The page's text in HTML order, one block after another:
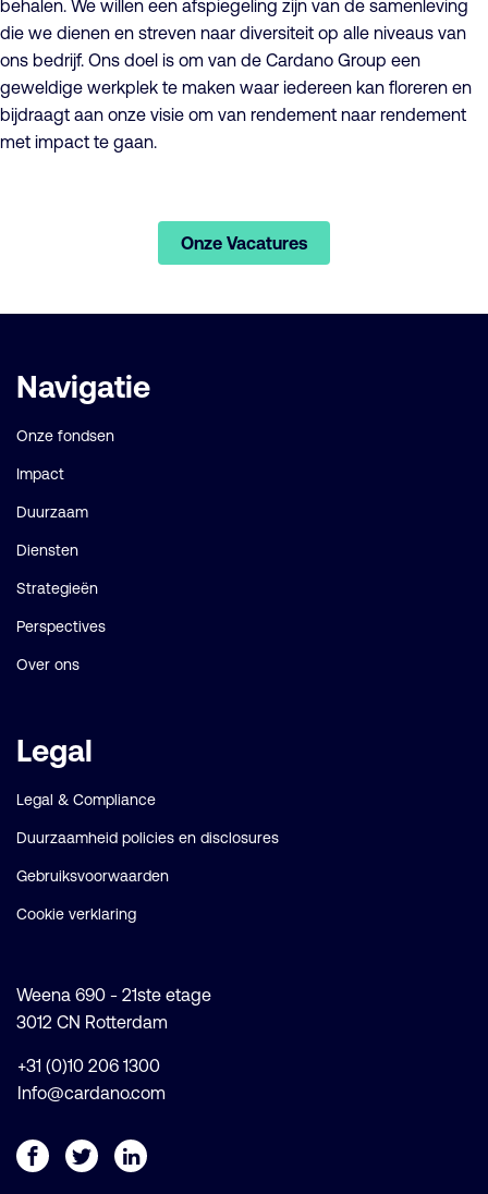
behalen. We willen een afspiegeling zijn van de samenleving
die we dienen en streven naar diversiteit op alle niveaus van
ons bedrijf. Ons doel is om van de Cardano Group een
geweldige werkplek te maken waar iedereen kan floreren en
bijdraagt aan onze visie om van rendement naar rendement
met impact te gaan.
Onze Vacatures
Belangrijke
links
Navigatie
Onze fondsen
Impact
Duurzaam
Diensten
Strategieën
Perspectives
Over ons
Legal
Legal & Compliance
Duurzaamheid policies en disclosures
Gebruiksvoorwaarden
Cookie verklaring
Weena 690 - 21ste etage
3012 CN Rotterdam
+31 (0)10 206 1300
Info@cardano.com